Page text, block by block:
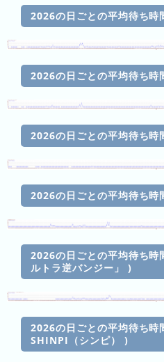
ラ
ン
グ
去
の
ン
キ
ン
雑
ラ
ン
キ
日
の
ラ
ン
2026の日ごとの平均待ち
2026の日ごとの平均待ち
2026の日ごとの平均待ち時
2026の日ごとの平均待ち
2026の日ごとの平均待ち時
ルトラ逆バンジー」 )
2026の日ごとの平均待ち時
SHINPI（シンピ） )